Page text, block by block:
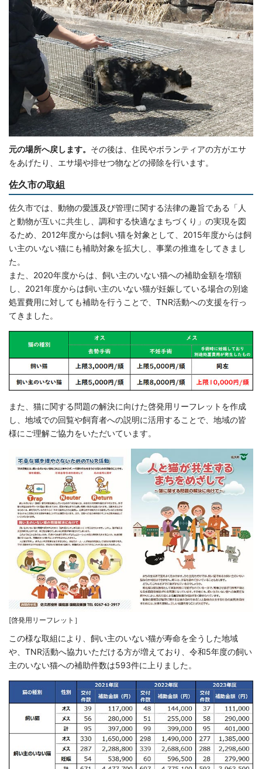
元の場所へ戻します。 その後は、住民やボランティアの方がエサ
をあげたり、エサ場や排せつ物などの掃除を行います。
佐久市の取組
佐久市では、動物の愛護及び管理に関する法律の趣旨である「人
と動物が互いに共生し、調和する快適なまちづくり」の実現を図
るため、2012年度からは飼い猫を対象として、2015年度からは飼
い主のいない猫にも補助対象を拡大し、事業の推進をしてきまし
た。
また、2020年度からは、飼い主のいない猫への補助金額を増額
し、2021年度からは飼い主のいない猫が妊娠している場合の別途
処置費用に対しても補助を行うことで、TNR活動への支援を行っ
てきました。
また、猫に関する問題の解決に向けた啓発用リーフレットを作成
し、地域での回覧や飼育者への説明に活用することで、地域の皆
様にご理解ご協力をいただいています。
[啓発用リーフレット］
この様な取組により、飼い主のいない猫が寿命を全うした地域
や、TNR活動へ協力いただける方が増えており、令和5年度の飼い
主のいない猫への補助件数は593件に上りました。